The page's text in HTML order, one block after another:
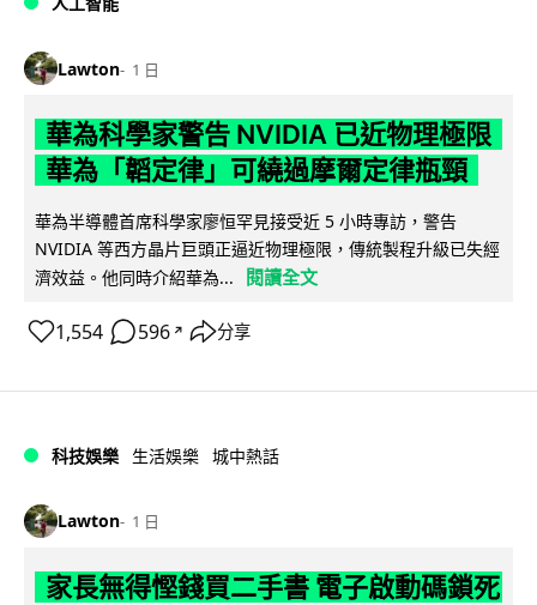
Lawton 1 日
華為科學家警告 NVIDIA 已近物理極限
華為「韜定律」可繞過摩爾定律瓶頸
華為半導體首席科學家廖恒罕見接受近 5 小時專訪，警告
NVIDIA 等西方晶片巨頭正逼近物理極限，傳統製程升級已失經
濟效益。他同時介紹華為...
閱讀全文
1,554 596 ↗ 分享
科技娛樂 生活娛樂 城中熱話
Lawton 1 日
家長無得慳錢買二手書 電子啟動碼鎖死